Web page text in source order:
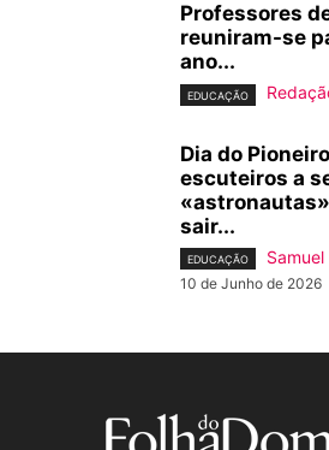
Professores
reuniram-se
ano...
EDUCAÇÃO
Dia do
escuteiros a
sair...
EDUCAÇÃO
10 de Junho de 2026